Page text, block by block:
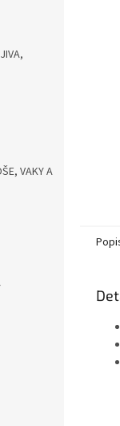
VAKY A